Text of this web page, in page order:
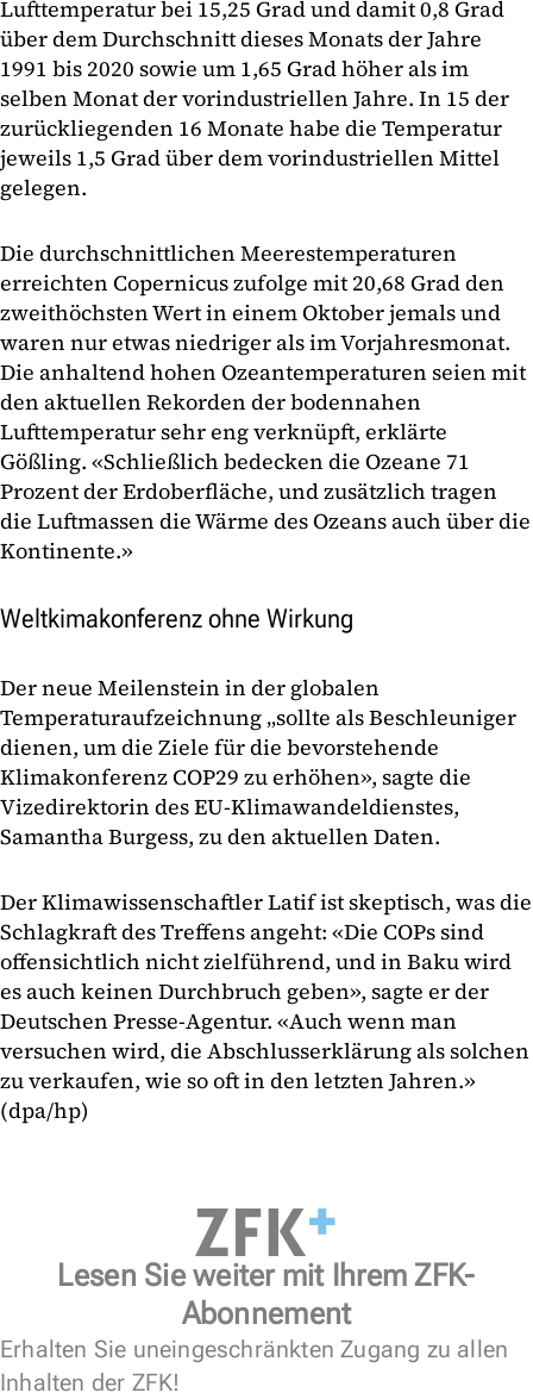
Lufttemperatur bei 15,25 Grad und damit 0,8 Grad
über dem Durchschnitt dieses Monats der Jahre
1991 bis 2020 sowie um 1,65 Grad höher als im
selben Monat der vorindustriellen Jahre. In 15 der
zurückliegenden 16 Monate habe die Temperatur
jeweils 1,5 Grad über dem vorindustriellen Mittel
gelegen.
Die durchschnittlichen Meerestemperaturen
erreichten Copernicus zufolge mit 20,68 Grad den
zweithöchsten Wert in einem Oktober jemals und
waren nur etwas niedriger als im Vorjahresmonat.
Die anhaltend hohen Ozeantemperaturen seien mit
den aktuellen Rekorden der bodennahen
Lufttemperatur sehr eng verknüpft, erklärte
Gößling. «Schließlich bedecken die Ozeane 71
Prozent der Erdoberfläche, und zusätzlich tragen
die Luftmassen die Wärme des Ozeans auch über die
Kontinente.»
Weltkimakonferenz ohne Wirkung
Der neue Meilenstein in der globalen
Temperaturaufzeichnung „sollte als Beschleuniger
dienen, um die Ziele für die bevorstehende
Klimakonferenz COP29 zu erhöhen», sagte die
Vizedirektorin des EU-Klimawandeldienstes,
Samantha Burgess, zu den aktuellen Daten.
Der Klimawissenschaftler Latif ist skeptisch, was die
Schlagkraft des Treffens angeht: «Die COPs sind
offensichtlich nicht zielführend, und in Baku wird
es auch keinen Durchbruch geben», sagte er der
Deutschen Presse-Agentur. «Auch wenn man
versuchen wird, die Abschlusserklärung als solchen
zu verkaufen, wie so oft in den letzten Jahren.»
(dpa/hp)
Lesen Sie weiter mit Ihrem ZFK-
Abonnement
Erhalten Sie uneingeschränkten Zugang zu allen
Inhalten der ZFK!